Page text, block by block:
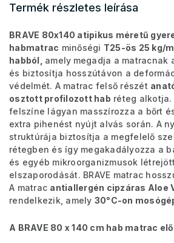
Termék részletes leírása
BRAVE 80x140 atipikus méretű
habmatrac minőségi T25-ös 25 kg/
habból, amely megadja a matracnak
és biztosítja hosszútávon a
védelmét. A matrac felső részét
osztott profilozott hab réteg
felszíne lágyan masszírozza a bőrt
extra pihenést nyújt alvás során. A
struktúrája biztosítja a megfelelő
rétegben és így megakadályozza a
és egyéb mikroorganizmusok
elszaporodását. BRAVE matrac
A matrac antiallergén cipzáras Aloe
rendelkezik, amely 30°C-on
A BRAVE 80 x 140 cm hab matrac